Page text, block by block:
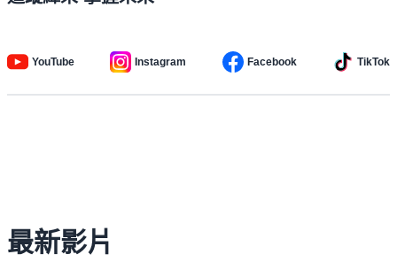
YouTube Instagram Facebook TikTok
最新影片